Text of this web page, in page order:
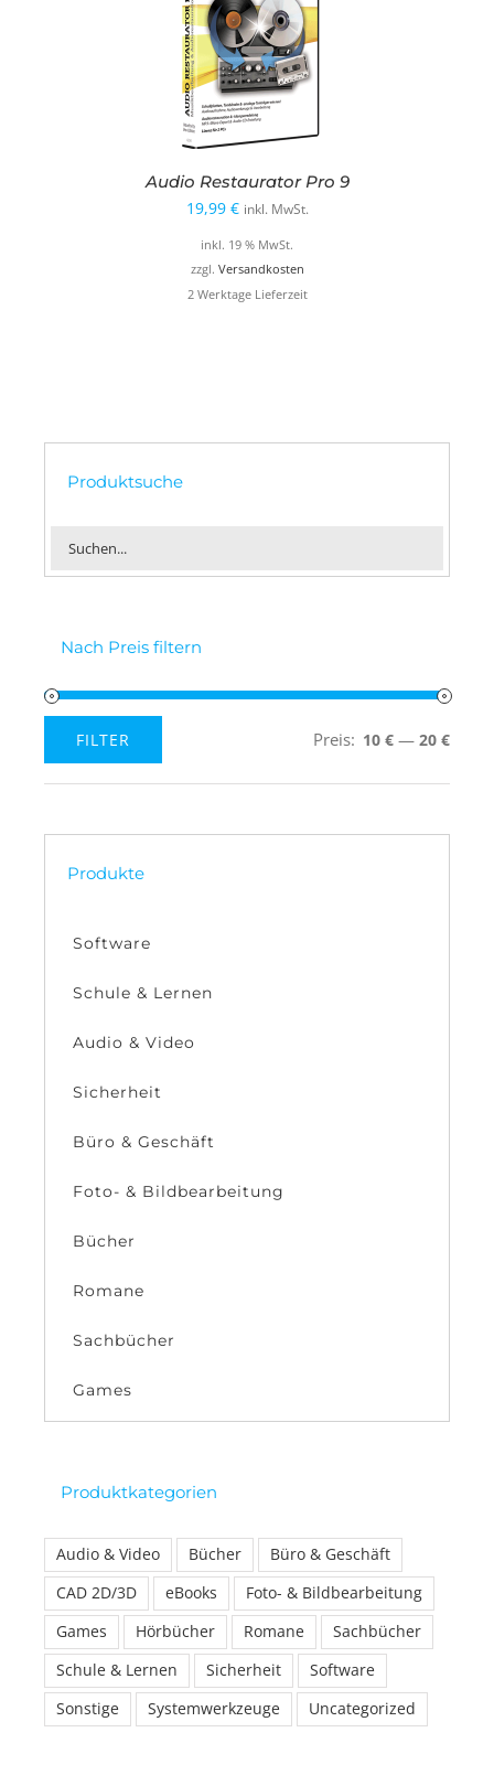
Audio Restaurator Pro 9
19,99 € inkl. MwSt.
inkl. 19 % MwSt.
zzgl. Versandkosten
2 Werktage Lieferzeit
Produktsuche
Nach Preis filtern
Preis
Preis
FILTER Preis: 10 € — 20 €
Produkte
Software
Schule & Lernen
Audio & Video
Sicherheit
Büro & Geschäft
Foto- & Bildbearbeitung
Bücher
Romane
Sachbücher
Games
Produktkategorien
Audio & Video Bücher
Büro & Geschäft
CAD 2D/3D
eBooks
Foto- & Bildbearbeitung
Games
Hörbücher Romane
Sachbücher
Schule & Lernen
Sicherheit
Software
Sonstige
Systemwerkzeuge Uncategorized